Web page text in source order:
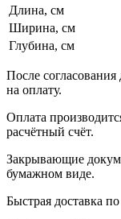
Длина, см
Ширина, см
Глубина, см
После согласования
на оплату.
Оплата
расчётный счёт.
Закрывающие
бумажном виде.
Быстрая доставка